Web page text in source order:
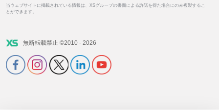
当ウェブサイトに掲載されている情報は、XSグループの書面による許諾を得た場合にのみ複製するこ
とができます。
無断転載禁止 ©2010 - 2026